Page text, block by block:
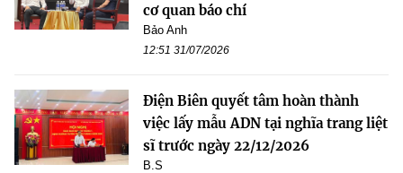
cơ quan báo chí
Bảo Anh
12:51 31/07/2026
Điện Biên quyết tâm hoàn thành
việc lấy mẫu ADN tại nghĩa trang liệt
sĩ trước ngày 22/12/2026
B.S